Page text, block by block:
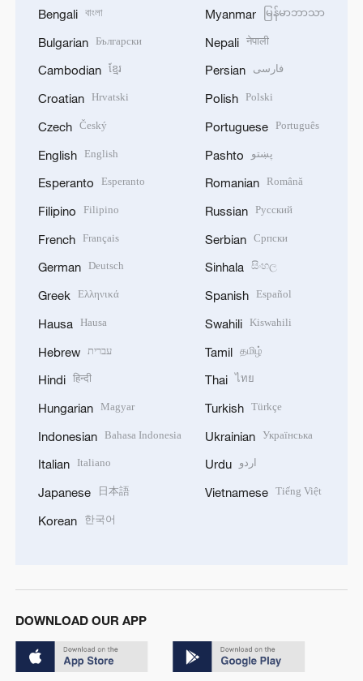
Bengali বাংলা
Bulgarian Български
Cambodian ខ្មែរ
Croatian Hrvatski
Czech Český
English English
Esperanto Esperanto
Filipino Filipino
French Français
German Deutsch
Greek Ελληνικά
Hausa Hausa
Hebrew עברית
Hindi हिन्दी
Hungarian Magyar
Indonesian Bahasa Indonesia
Italian Italiano
Japanese 日本語
Korean 한국어
Myanmar မြန်မာဘာသာ
Nepali नेपाली
Persian فارسی
Polish Polski
Portuguese Português
Pashto پښتو
Romanian Română
Russian Русский
Serbian Српски
Sinhala සිංහල
Spanish Español
Swahili Kiswahili
Tamil தமிழ்
Thai ไทย
Turkish Türkçe
Ukrainian Українська
Urdu اردو
Vietnamese Tiếng Việt
DOWNLOAD OUR APP